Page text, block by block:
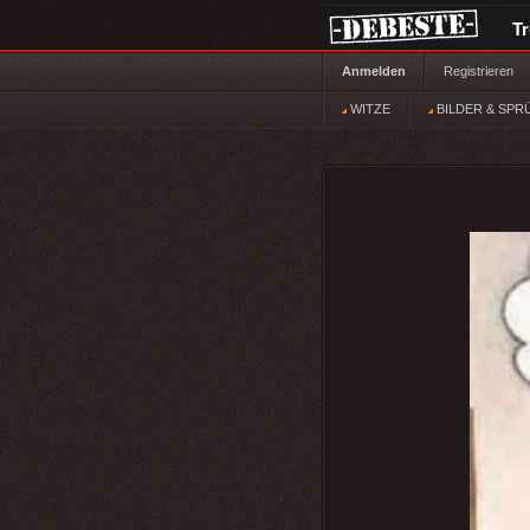
Anmelden Registrieren
WITZE BILDER &